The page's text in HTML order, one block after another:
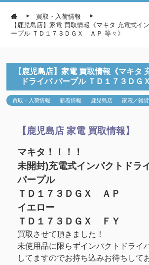
買取・入荷情報
【鹿児島店】家電 買取情報《マキタ 充電式イ
ープル ＴＤ１７３ＤＧＸ ＡＰ 等々》
【鹿児島店】家電 買取情報《マキタ
ドライバ パープル ＴＤ１７３ＤＧ
買取・入荷情報 新着情報 鹿児島店 家電／雑貨
【鹿児島店 家電 買取情報】
マキタ！！！！
未開封)充電式インパクトドラ
パープル
ＴＤ１７３ＤＧＸ ＡＰ
イエロー
ＴＤ１７３ＤＧＸ ＦＹ
買取させて頂きました！
未使用品に限らずインパクトドライ
してますのでお持ち込みお待ちして